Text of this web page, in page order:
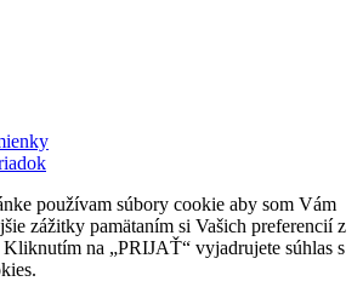
používam súbory cookie aby som Vám
zážitky pamätaním si Vašich preferencií z
na „PRIJAŤ“ vyjadrujete súhlas s